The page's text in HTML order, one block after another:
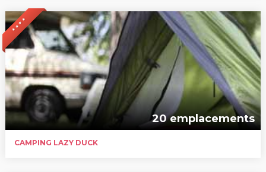
* * * *
20 emplacements
CAMPING LAZY DUCK